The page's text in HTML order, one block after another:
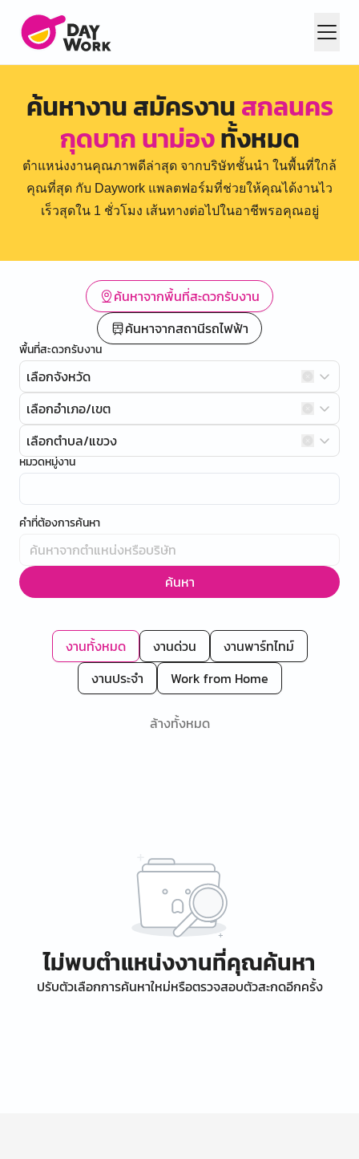
ค้นหางาน สมัครงานสกลนคร
กุดบาก นาม่องทั้งหมด
ตำแหน่งงานคุณภาพดีล่าสุด จากบริษัทชั้นนำ ในพื้นที่ใกล้
คุณที่สุด กับ Daywork แพลตฟอร์มที่ช่วยให้คุณได้งานไว
เร็วสุดใน 1 ชั่วโมง เส้นทางต่อไปในอาชีพรอคุณอยู่
ค้นหาจากพื้นที่สะดวกรับงาน
ค้นหาจากสถานีรถไฟฟ้า
พื้นที่สะดวกรับงาน
เลือกจังหวัด
เลือกอำเภอ/เขต
เลือกตำบล/แขวง
หมวดหมู่งาน
คำที่ต้องการค้นหา
ค้นหา
งานทั้งหมด งานด่วน
งานพาร์ทไทม์
งานประจำ
Work from Home
ล้างทั้งหมด
ไม่พบตำแหน่งงานที่คุณค้นหา
ปรับตัวเลือกการค้นหาใหม่หรือตรวจสอบตัวสะกดอีกครั้ง